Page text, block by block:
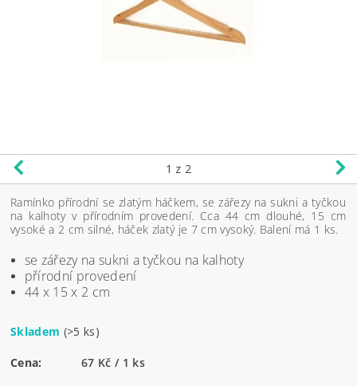
1 z 2
Ramínko přírodní se zlatým háčkem, se zářezy na sukni a tyčkou
na kalhoty v přírodním provedení. Cca 44 cm dlouhé, 15 cm
vysoké a 2 cm silné, háček zlatý je 7 cm vysoký. Balení má 1 ks.
se zářezy na sukni a tyčkou na kalhoty
přírodní provedení
44 x 15 x 2 cm
Skladem (>5 ks)
Cena: 67 Kč / 1 ks